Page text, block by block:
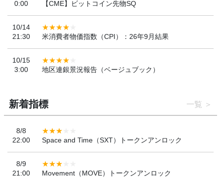
0:00
【CME】ビットコイン先物SQ
10/14
21:30
米消費者物価指数（CPI）：26年9月結果
10/15
3:00
地区連銀景況報告（ベージュブック）
新着指標 一覧
8/8
22:00
Space and Time（SXT）トークンアンロック
8/9
21:00
Movement（MOVE）トークンアンロック